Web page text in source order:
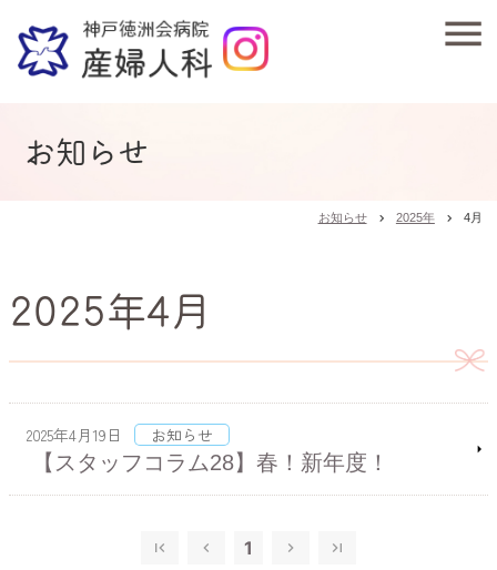
お知らせ
お知らせ chevron_right 2025年 chevron_right 4月
2025年4月
【スタッフコラム28】春！新年度！
2025年4月19日 お知らせ
1